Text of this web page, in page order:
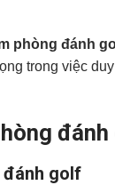
phòng đánh
trong việc
đánh golf